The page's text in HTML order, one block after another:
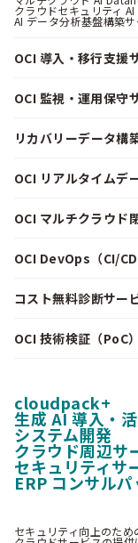
クラウドセキュリティ
AI データ分析基盤構築
OCI 導入・移行支援
OCI 監視・運用保守
リカバリーデータ構
OCI リアルタイムデ
OCI マルチクラウド
OCI DevOps（CI/
コスト無料診断サー
OCI 技術検証（PoC
cloudpack+
生成 AI 導入・
システム開発
クラウド周辺サ
セキュリティサ
ERP コンサルパ
セキュリティ向上のため